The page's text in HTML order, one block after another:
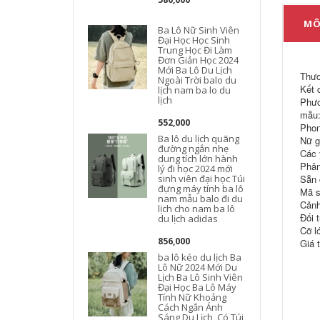
Ba Lô Nữ Sinh Viên
Đại Học Học Sinh
Trung Học Đi Làm
Đơn Giản Học 2024
Mới Ba Lô Du Lịch
Ngoài Trời balo du
lịch nam ba lo du
lịch
552,000
Ba lô du lịch quãng
đường ngắn nhẹ
dung tích lớn hành
lý đi học 2024 mới
sinh viên đại học Túi
đựng máy tính ba lô
nam mẫu balo đi du
lịch cho nam ba lô
du lịch adidas
856,000
ba lô kéo du lịch Ba
Lô Nữ 2024 Mới Du
Lịch Ba Lô Sinh Viên
Đại Học Ba Lô Máy
Tính Nữ Khoảng
Cách Ngắn Ánh
Sáng Du Lịch, Có Túi
Kết
Nữ
Các
Sẵn
Mã
Đối
Cỡ
Giá